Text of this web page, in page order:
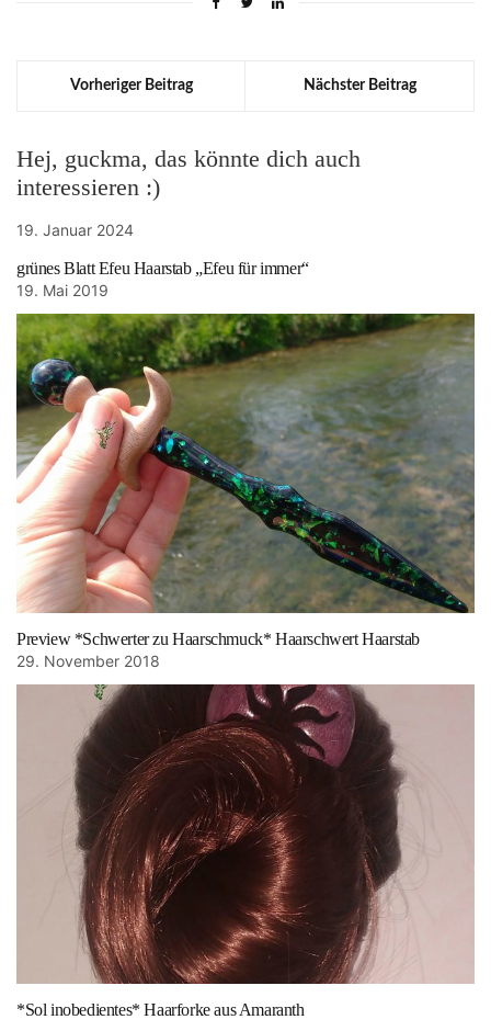
Vorheriger Beitrag Nächster Beitrag
Hej, guckma, das könnte dich auch
interessieren :)
19. Januar 2024
grünes Blatt Efeu Haarstab „Efeu für immer“
19. Mai 2019
Preview *Schwerter zu Haarschmuck* Haarschwert Haarstab
29. November 2018
*Sol inobedientes* Haarforke aus Amaranth